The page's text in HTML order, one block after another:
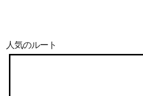
人気のルート